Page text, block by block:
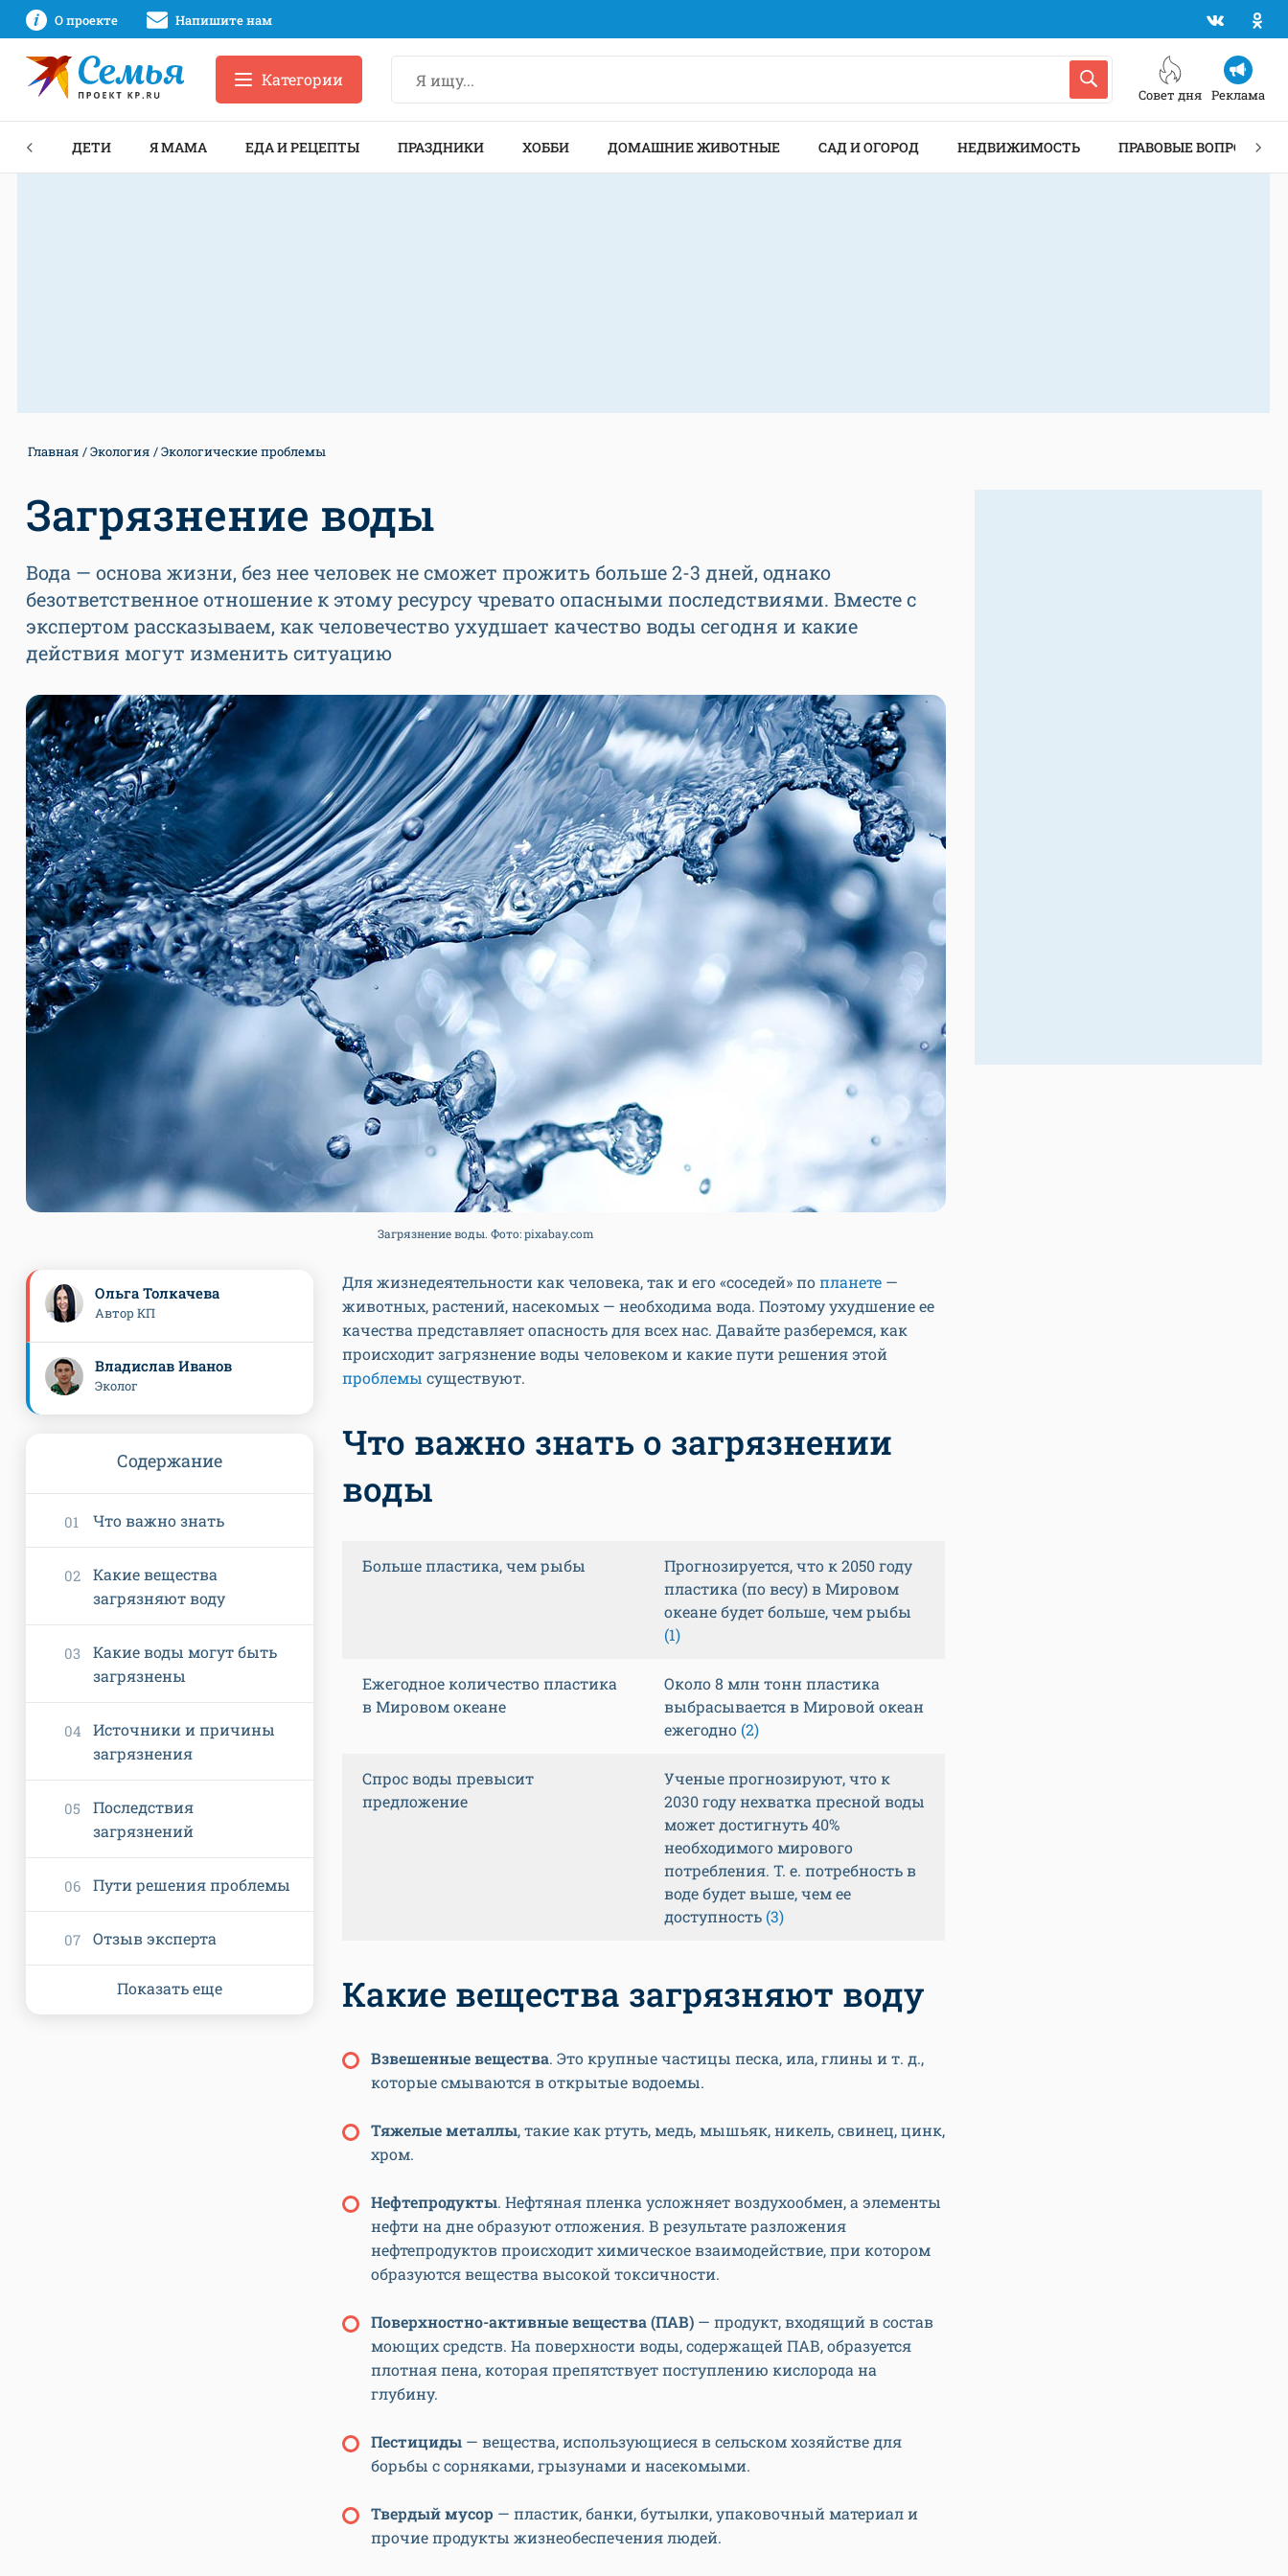
О проекте Напишите нам
Совет дня Реклама
Категории
ДЕТИ Я МАМА ЕДА И РЕЦЕПТЫ ПРАЗДНИКИ ХОББИ ДОМАШНИЕ ЖИВОТНЫЕ САД И ОГОРОД НЕДВИЖИМОСТЬ ПРАВОВЫЕ ВОПРОСЫ
Главная Экология Экологические проблемы
Загрязнение воды
Вода — основа жизни, без нее человек не сможет прожить больше 2-3 дней, однако
безответственное отношение к этому ресурсу чревато опасными последствиями. Вместе с
экспертом рассказываем, как человечество ухудшает качество воды сегодня и какие
действия могут изменить ситуацию
Загрязнение воды. Фото: pixabay.com
Для жизнедеятельности как человека, так и его «соседей» попланете —
животных, растений, насекомых — необходима вода. Поэтому ухудшение ее
качества представляет опасность для всех нас. Давайте разберемся, как
происходит загрязнение воды человеком и какие пути решения этой
проблемы существуют.
Что важно знать о загрязнении
воды
Больше пластика, чем рыбы
Прогнозируется, что к 2050 году
пластика (по весу) в Мировом
океане будет больше, чем рыбы
(1)
Ежегодное количество пластика
в Мировом океане
Около 8 млн тонн пластика
выбрасывается в Мировой океан
ежегодно (2)
Спрос воды превысит
предложение
Ученые прогнозируют, что к
2030 году нехватка пресной воды
может достигнуть 40%
необходимого мирового
потребления. Т. е. потребность в
воде будет выше, чем ее
доступность (3)
Какие вещества загрязняют воду
Взвешенные вещества. Это крупные частицы песка, ила, глины и т. д.,
которые смываются в открытые водоемы.
Тяжелые металлы, такие как ртуть, медь, мышьяк, никель, свинец, цинк,
хром.
Нефтепродукты. Нефтяная пленка усложняет воздухообмен, а элементы
нефти на дне образуют отложения. В результате разложения
нефтепродуктов происходит химическое взаимодействие, при котором
образуются вещества высокой токсичности.
Поверхностно-активные вещества (ПАВ) — продукт, входящий в состав
моющих средств. На поверхности воды, содержащей ПАВ, образуется
плотная пена, которая препятствует поступлению кислорода на
глубину.
Пестициды — вещества, использующиеся в сельском хозяйстве для
борьбы с сорняками, грызунами и насекомыми.
Твердый мусор — пластик, банки, бутылки, упаковочный материал и
прочие продукты жизнеобеспечения людей.
Ольга Толкачева
Автор КП
Владислав Иванов
Эколог
Содержание
Что важно знать
Какие вещества
загрязняют воду
Какие воды могут быть
загрязнены
Источники и причины
загрязнения
Последствия
загрязнений
Пути решения проблемы
Отзыв эксперта
Показать еще